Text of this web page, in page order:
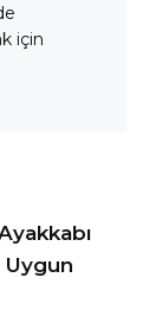
için
Uygun